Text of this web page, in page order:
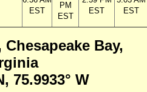
EST
PM
EST
EST
EST
Bay,
75.9933° W